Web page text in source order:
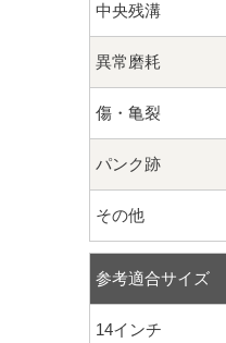
中央残溝
異常磨耗
傷・亀裂
パンク跡
その他
参考適合サイズ
14インチ